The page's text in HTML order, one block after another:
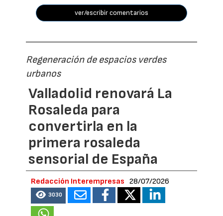
ver/escribir comentarios
Regeneración de espacios verdes
urbanos
Valladolid renovará La
Rosaleda para
convertirla en la
primera rosaleda
sensorial de España
Redacción Interempresas 28/07/2026
3030